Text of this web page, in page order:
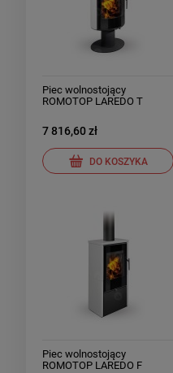
Piec wolnostojący
ROMOTOP LAREDO T
7 816,60 zł
DO KOSZYKA
Piec wolnostojący
ROMOTOP LAREDO F